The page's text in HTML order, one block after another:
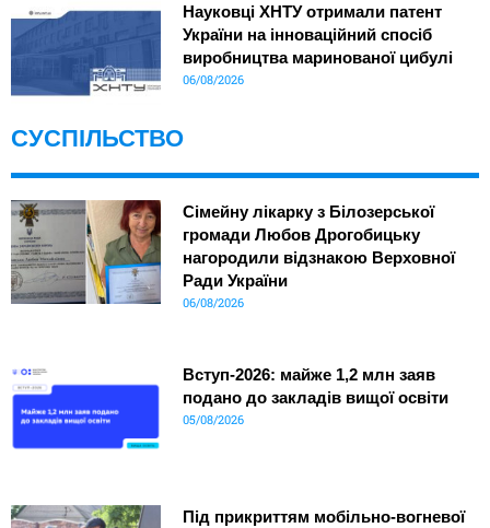
Науковці ХНТУ отримали патент
України на інноваційний спосіб
виробництва маринованої цибулі
06/08/2026
СУСПІЛЬСТВО
Сімейну лікарку з Білозерської
громади Любов Дрогобицьку
нагородили відзнакою Верховної
Ради України
06/08/2026
Вступ-2026: майже 1,2 млн заяв
подано до закладів вищої освіти
05/08/2026
Під прикриттям мобільно-вогневої